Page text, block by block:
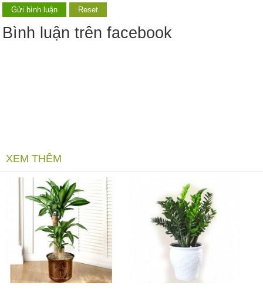
Bình luận trên facebook
XEM THÊM